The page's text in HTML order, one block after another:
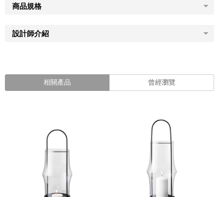
商品規格
設計師介紹
相關產品 曾經瀏覽